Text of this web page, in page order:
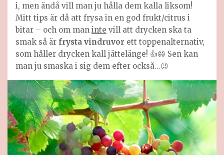
i, men ändå vill man ju hålla dem kalla liksom!
Mitt tips är då att frysa in en god frukt/citrus i
bitar – och om man inte vill att drycken ska ta
smak så är frysta vindruvor ett toppenalternativ,
som håller drycken kall jättelänge! 👍😄 Sen kan
man ju smaska i sig dem efter också…😉